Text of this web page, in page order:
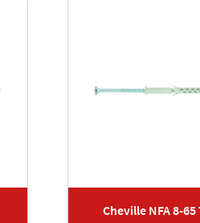
Cheville NFA 8-65